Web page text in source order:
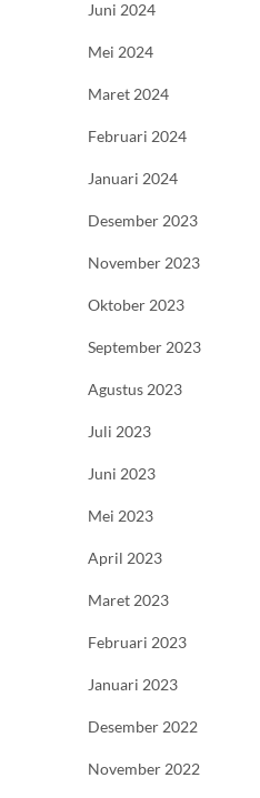
Juni 2024
Mei 2024
Maret 2024
Februari 2024
Januari 2024
Desember 2023
November 2023
Oktober 2023
September 2023
Agustus 2023
Juli 2023
Juni 2023
Mei 2023
April 2023
Maret 2023
Februari 2023
Januari 2023
Desember 2022
November 2022